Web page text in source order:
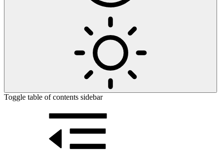
Toggle table of contents sidebar